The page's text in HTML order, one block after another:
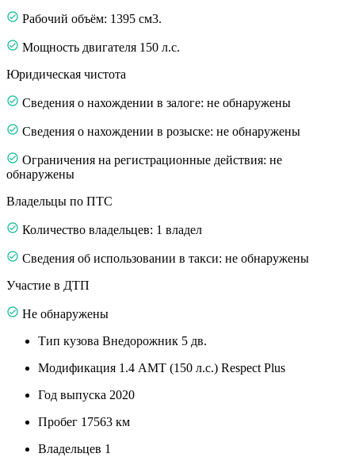
Рабочий объём: 1395 см3.
Мощность двигателя 150 л.с.
Юридическая чистота
Сведения о нахождении в залоге: не обнаружены
Сведения о нахождении в розыске: не обнаружены
Ограничения на регистрационные действия: не
обнаружены
Владельцы по ПТС
Количество владельцев: 1 владел
Сведения об использовании в такси: не обнаружены
Участие в ДТП
Не обнаружены
Тип кузова Внедорожник 5 дв.
Модификация 1.4 AMT (150 л.с.) Respect Plus
Год выпуска 2020
Пробег 17563 км
Владельцев 1